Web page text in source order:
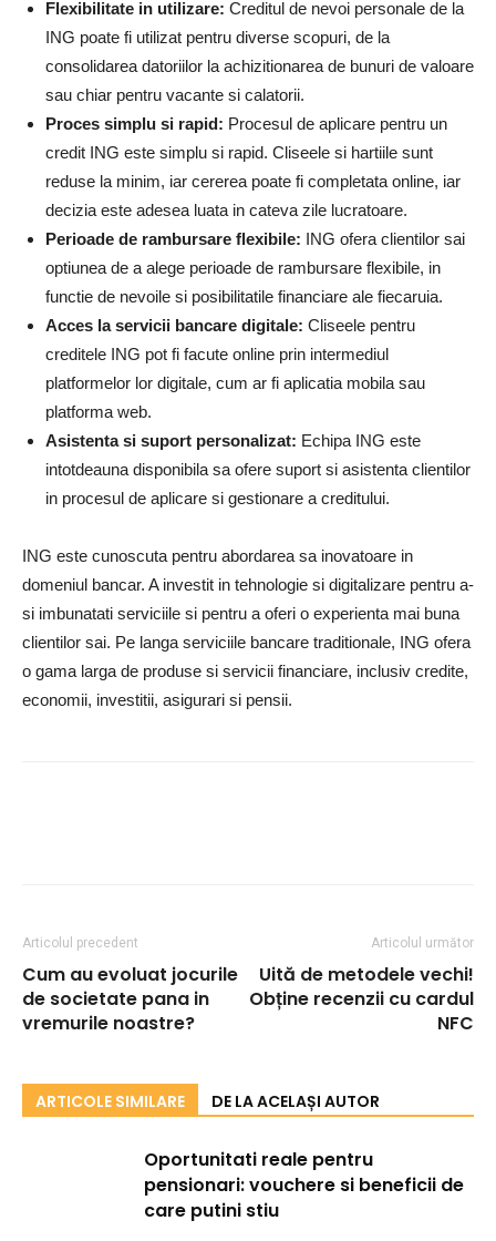
Flexibilitate in utilizare: Creditul de nevoi personale de la
ING poate fi utilizat pentru diverse scopuri, de la
consolidarea datoriilor la achizitionarea de bunuri de valoare
sau chiar pentru vacante si calatorii.
Proces simplu si rapid: Procesul de aplicare pentru un
credit ING este simplu si rapid. Cliseele si hartiile sunt
reduse la minim, iar cererea poate fi completata online, iar
decizia este adesea luata in cateva zile lucratoare.
Perioade de rambursare flexibile: ING ofera clientilor sai
optiunea de a alege perioade de rambursare flexibile, in
functie de nevoile si posibilitatile financiare ale fiecaruia.
Acces la servicii bancare digitale: Cliseele pentru
creditele ING pot fi facute online prin intermediul
platformelor lor digitale, cum ar fi aplicatia mobila sau
platforma web.
Asistenta si suport personalizat: Echipa ING este
intotdeauna disponibila sa ofere suport si asistenta clientilor
in procesul de aplicare si gestionare a creditului.
ING este cunoscuta pentru abordarea sa inovatoare in
domeniul bancar. A investit in tehnologie si digitalizare pentru a-
si imbunatati serviciile si pentru a oferi o experienta mai buna
clientilor sai. Pe langa serviciile bancare traditionale, ING ofera
o gama larga de produse si servicii financiare, inclusiv credite,
economii, investitii, asigurari si pensii.
Articolul precedent
Cum au evoluat jocurile
de societate pana in
vremurile noastre?
Articolul următor
Uită de metodele vechi!
Obține recenzii cu cardul
NFC
ARTICOLE SIMILARE DE LA ACELAȘI AUTOR
Oportunitati reale pentru
pensionari: vouchere si beneficii de
care putini stiu